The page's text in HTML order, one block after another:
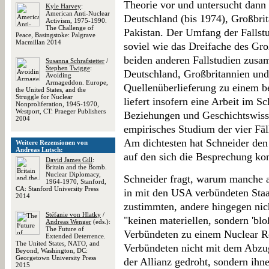
Kyle Harvey:
American Anti-Nuclear
Activism, 1975-1990.
The Challenge of
Peace, Basingstoke: Palgrave
Macmillan 2014
Susanna Schrafstetter /
Stephen Twigge:
Avoiding
Armageddon. Europe,
the United States, and the
Struggle for Nuclear
Nonproliferation, 1945-1970,
Westport, CT: Praeger Publishers
2004
Weitere Rezensionen von
Andreas Lutsch:
David James Gill:
Britain and the Bomb.
Nuclear Diplomacy,
1964-1970, Stanford,
CA: Stanford University Press
2014
Stéfanie von Hlatky /
Andreas Wenger (eds.):
The Future of
Extended Deterrence.
The United States, NATO, and
Beyond, Washington, DC:
Georgetown University Press
2015
Theorie vor und untersucht
Deutschland (bis 1974),
Pakistan. Der Umfang der
soviel wie das Dreifache des
beiden anderen Fallstudien
Deutschland, Großbritannien
Quellenüberlieferung zu einem
liefert insofern eine Arbeit im
Beziehungen und
empirisches Studium der vier
Am dichtesten hat Schneider
auf den sich die Besprechung
Schneider fragt, warum manche
in mit den USA verbündeten
zustimmten, andere hingegen
"keinen materiellen, sondern
Verbündeten zu einem Nuclear
Verbündeten nicht mit dem
der Allianz gedroht, sondern